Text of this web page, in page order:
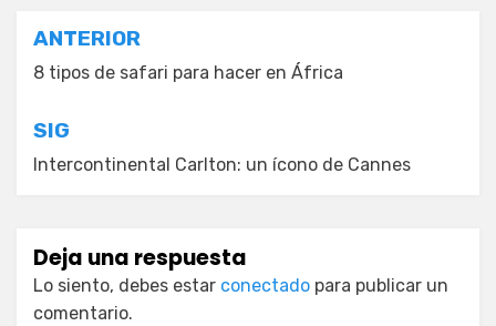
Navegación
de
entradas
ANTERIOR
8 tipos de safari para hacer en África
SIG
Intercontinental Carlton: un ícono de Cannes
Deja una respuesta
Lo siento, debes estar conectado para publicar un
comentario.